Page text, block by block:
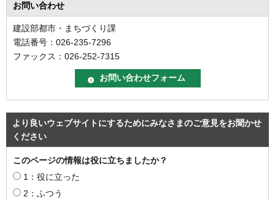
お問い合わせ
建設部都市・まちづくり課
電話番号：026-235-7296
ファックス：026-252-7315
より良いウェブサイトにするためにみなさまのご意見をお聞かせ
ください
このページの情報は役に立ちましたか？
1：役に立った
2：ふつう